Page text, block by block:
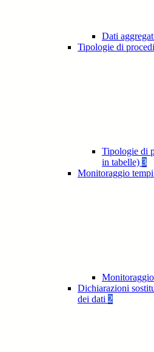
Dati
Tipologie di
Tipologie di
in tabelle) 3
Monitoraggio
Dichiarazioni
dei dati 2